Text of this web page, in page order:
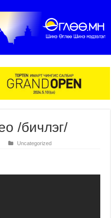
/бичлэг/
Uncategorized